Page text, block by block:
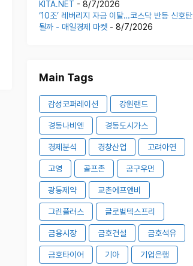
KITA.NET - 8/7/2026
‘10조’ 레버리지 자금 이탈…코스닥 반등 신호탄
될까 - 매일경제 마켓- 8/7/2026
Main Tags
감성코퍼레이션 강원랜드
경동나비엔 경동도시가스
경제분석 경창산업 고려아연
고영 골프존 공구우먼
광동제약 교촌에프앤비
그린플러스 글로벌텍스프리
금융시장 금호건설 금호석유
금호타이어 기아 기업은행